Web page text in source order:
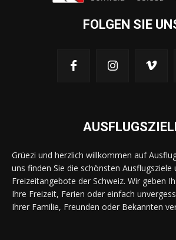
FOLGEN SIE
Grüezi und herzlich willkommen auf
uns finden Sie die schönsten Ausflugsziele
Freizeitangebote der Schweiz. Wir geben
Ihre Freizeit, Ferien oder einfach
Ihrer Familie, Freunden oder Bekannten